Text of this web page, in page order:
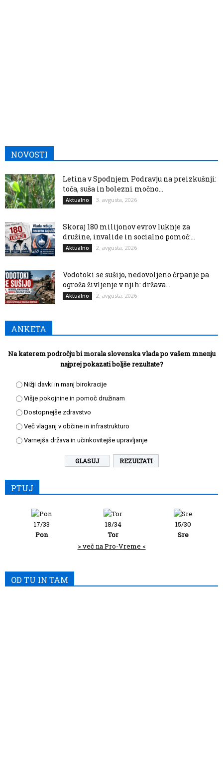
NOVOSTI
Letina v Spodnjem Podravju na preizkušnji:
toča, suša in bolezni močno...
Aktualno 3. avgusta, 2026
Skoraj 180 milijonov evrov luknje za
družine, invalide in socialno pomoč:...
Aktualno 2. avgusta, 2026
Vodotoki se sušijo, nedovoljeno črpanje pa
ogroža življenje v njih: država...
Aktualno 2. avgusta, 2026
ANKETA
Na katerem področju bi morala slovenska vlada po vašem mnenju
najprej pokazati boljše rezultate?
Nižji davki in manj birokracije
Višje pokojnine in pomoč družinam
Dostopnejše zdravstvo
Več vlaganj v občine in infrastrukturo
Varnejša država in učinkovitejše upravljanje
REZULTATI
PTUJ
17/33
Pon
18/34
Tor
15/30
Sre
> več na Pro-Vreme <
OD TU IN TAM